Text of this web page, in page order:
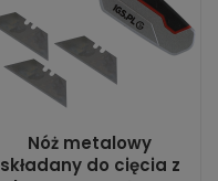
Nóż metalowy
składany do cięcia z